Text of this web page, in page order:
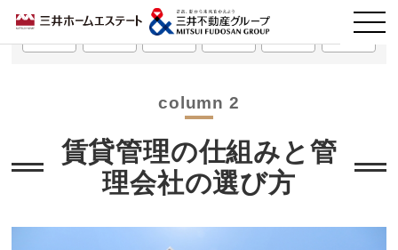
第3回 第4回 第6回
column 2
賃貸管理の仕組みと管
理会社の選び方